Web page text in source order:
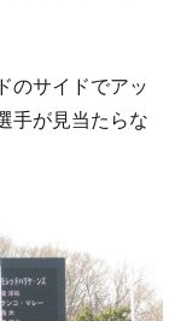
のサイドでアッ
手が見当たらな